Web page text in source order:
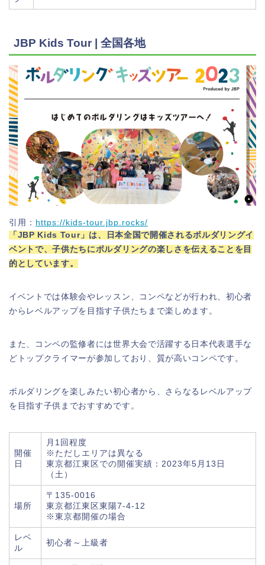
JBP Kids Tour | 全国各地
引用： https://kids-tour.jbp.rocks/
「JBP Kids Tour」は、日本全国で開催されるボルダリングイ
ベントで、子供たちにボルダリングの楽しさを伝えることを目
的としています。
イベントでは体験会やレッスン、コンペなどが行われ、初心者
からレベルアップを目指す子供たちまで楽しめます。
また、コンペの監修者には世界大会で活躍する日本代表選手な
どトップクライマーが参加しており、質が高いコンペです。
ボルダリングを楽しみたい初心者から、さらなるレベルアップ
を目指す子供までおすすめです。
開催
日
月1回程度
※ただしエリアは異なる
東京都江東区での開催実績：2023年5月13日
（土）
場所
〒135-0016
東京都江東区東陽7-4-12
※東京都開催の場合
レベ
ル
初心者～上級者